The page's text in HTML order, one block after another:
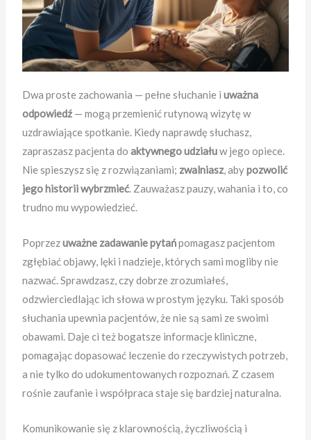
Dwa proste zachowania — pełne słuchanie iuważna
odpowiedź — mogą przemienić rutynową wizytę w
uzdrawiające spotkanie. Kiedy naprawdę słuchasz,
zapraszasz pacjenta doaktywnego udziałuw jego opiece.
Nie spieszysz się z rozwiązaniami; zwalniasz, abypozwolić
jego historii wybrzmieć. Zauważasz pauzy, wahania i to, co
trudno mu wypowiedzieć.
Poprzezuważne zadawanie pytańpomagasz pacjentom
zgłębiać objawy, lęki i nadzieje, których sami mogliby nie
nazwać. Sprawdzasz, czy dobrze zrozumiałeś,
odzwierciedlając ich słowa w prostym języku. Taki sposób
słuchania upewnia pacjentów, że nie są sami ze swoimi
obawami. Daje ci też bogatsze informacje kliniczne,
pomagając dopasować leczenie do rzeczywistych potrzeb,
a nie tylko do udokumentowanych rozpoznań. Z czasem
rośnie zaufanie i współpraca staje się bardziej naturalna.
Komunikowanie się z klarownością, życzliwością i